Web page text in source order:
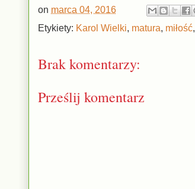
on marca 04, 2016
Etykiety: Karol Wielki, matura, miłość,
Brak komentarzy:
Prześlij komentarz